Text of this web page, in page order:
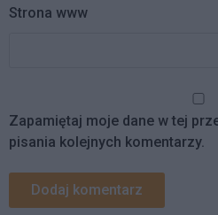
Strona www
Zapamiętaj moje dane w tej
pisania kolejnych komentarzy.